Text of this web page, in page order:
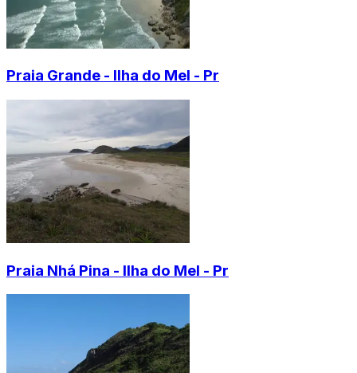
Praia Grande - Ilha do Mel - Pr
Praia Nhá Pina - Ilha do Mel - Pr